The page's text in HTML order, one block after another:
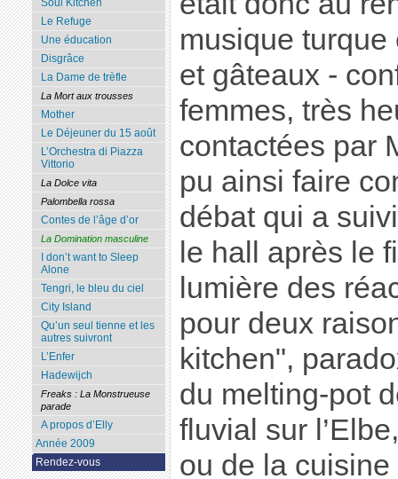
musique
et gâteaux -
femmes, très
contactées par
pu ainsi faire
débat qui a
le hall après le
lumière des
pour deux
kitchen",
du melting-pot
fluvial sur
ou de la
Soul Kitchen
Le Refuge
Une éducation
Disgrâce
La Dame de trèfle
La Mort aux trousses
Mother
Le Déjeuner du 15 août
L’Orchestra di Piazza
Vittorio
La Dolce vita
Palombella rossa
Contes de l’âge d’or
La Domination masculine
I don’t want to Sleep
Alone
Tengri, le bleu du ciel
City Island
Qu’un seul tienne et les
autres suivront
L’Enfer
Hadewijch
Freaks : La Monstrueuse
parade
A propos d’Elly
Année 2009
Rendez-vous